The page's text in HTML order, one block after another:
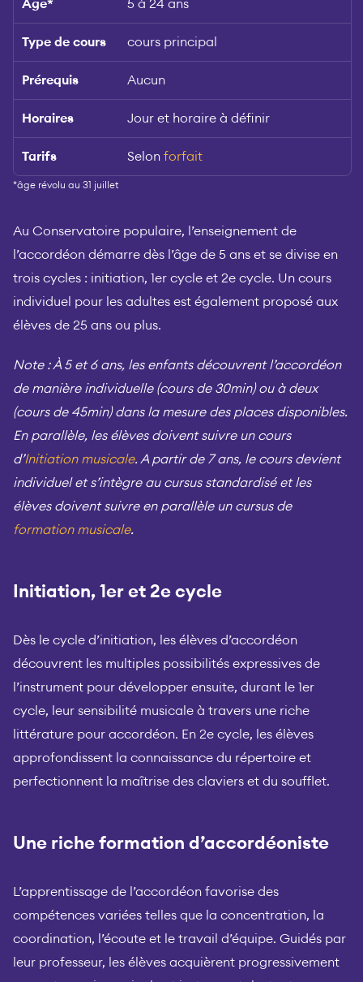
Âge* 5 à 24 ans
Type de cours cours principal
Prérequis Aucun
Horaires Jour et horaire à définir
Tarifs Selon forfait
*âge révolu au 31 juillet
Au Conservatoire populaire, l’enseignement de
l’accordéon démarre dès l’âge de 5 ans et se divise en
trois cycles : initiation, 1er cycle et 2e cycle. Un cours
individuel pour les adultes est également proposé aux
élèves de 25 ans ou plus.
Note : À 5 et 6 ans, les enfants découvrent l’accordéon
de manière individuelle (cours de 30min) ou à deux
(cours de 45min) dans la mesure des places disponibles.
En parallèle, les élèves doivent suivre un cours
d’Initiation musicale. A partir de 7 ans, le cours devient
individuel et s’intègre au cursus standardisé et les
élèves doivent suivre en parallèle un cursus de
formation musicale.
Initiation, 1er et 2e cycle
Dès le cycle d’initiation, les élèves d’accordéon
découvrent les multiples possibilités expressives de
l’instrument pour développer ensuite, durant le 1er
cycle, leur sensibilité musicale à travers une riche
littérature pour accordéon. En 2e cycle, les élèves
approfondissent la connaissance du répertoire et
perfectionnent la maîtrise des claviers et du soufflet.
Une riche formation d’accordéoniste
L’apprentissage de l’accordéon favorise des
compétences variées telles que la concentration, la
coordination, l’écoute et le travail d’équipe. Guidés par
leur professeur, les élèves acquièrent progressivement